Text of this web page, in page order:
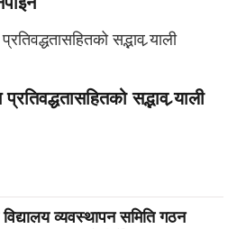
सद्भाव र्‍याली
व्यवस्थापन समिति गठन